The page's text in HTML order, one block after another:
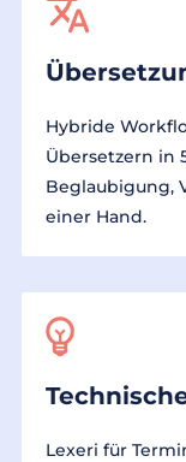
Hybride
Übersetzern in
Beglaubigung,
einer Hand.
Lexeri für